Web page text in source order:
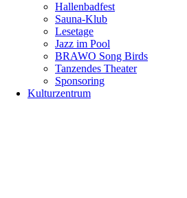
Hallenbadfest
Sauna-Klub
Lesetage
Jazz im Pool
BRAWO Song Birds
Tanzendes Theater
Sponsoring
Kulturzentrum